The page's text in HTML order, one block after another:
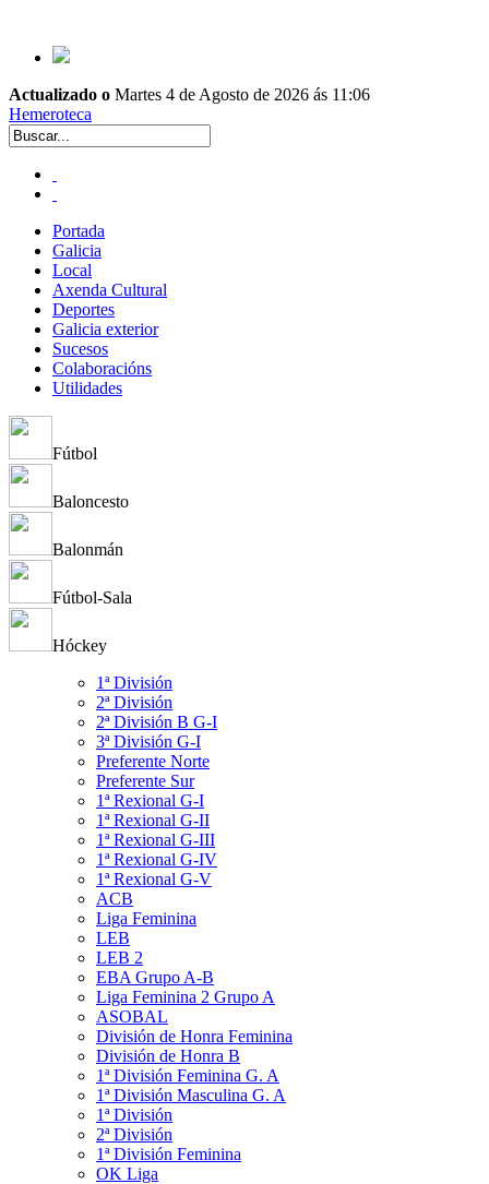
Actualizado o Martes 4 de Agosto de 2026 ás 11:06
Hemeroteca
Portada
Galicia
Local
Axenda Cultural
Deportes
Galicia exterior
Sucesos
Colaboracións
Utilidades
Fútbol
Baloncesto
Balonmán
Fútbol-Sala
Hóckey
1ª División
2ª División
2ª División B G-I
3ª División G-I
Preferente Norte
Preferente Sur
1ª Rexional G-I
1ª Rexional G-II
1ª Rexional G-III
1ª Rexional G-IV
1ª Rexional G-V
ACB
Liga Feminina
LEB
LEB 2
EBA Grupo A-B
Liga Feminina 2 Grupo A
ASOBAL
División de Honra Feminina
División de Honra B
1ª División Feminina G. A
1ª División Masculina G. A
1ª División
2ª División
1ª División Feminina
OK Liga